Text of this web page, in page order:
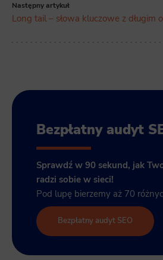
Następny artykuł
Long tail – słowa kluczowe z długim
Bezpłatny audyt
Sprawdź w 90 sekund, jak
radzi sobie w sieci!
Pod lupę bierzemy aż 70
Bezpłatny audyt SEO